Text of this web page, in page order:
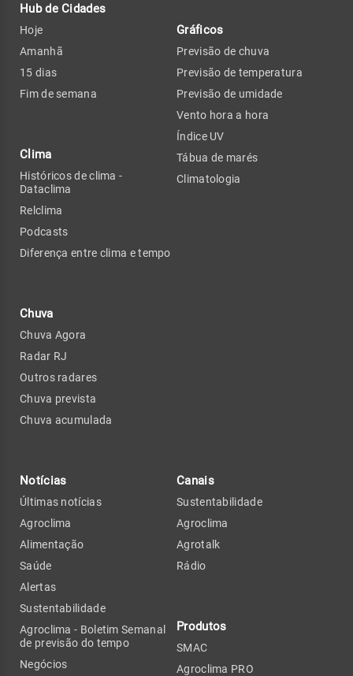
Hub de Cidades
Hoje
Amanhã
15 dias
Fim de semana
Clima
Históricos de clima -
Dataclima
Relclima
Podcasts
Diferença entre clima e tempo
Chuva
Chuva Agora
Radar RJ
Outros radares
Chuva prevista
Chuva acumulada
Gráficos
Previsão de chuva
Previsão de temperatura
Previsão de umidade
Vento hora a hora
Índice UV
Tábua de marés
Climatologia
Notícias
Últimas notícias
Agroclima
Alimentação
Saúde
Alertas
Sustentabilidade
Agroclima - Boletim Semanal
de previsão do tempo
Negócios
Canais
Sustentabilidade
Agroclima
Agrotalk
Rádio
Produtos
SMAC
Agroclima PRO